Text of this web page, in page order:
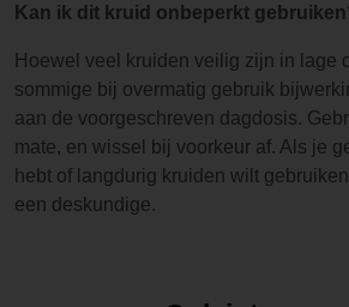
Kan ik dit kruid onbeperkt
Hoewel veel kruiden veilig zijn in lage
sommige bij overmatig gebruik
aan de voorgeschreven dagdosis.
mate, en wissel bij voorkeur af. Als je
hebt of langdurig kruiden wilt
een deskundige.